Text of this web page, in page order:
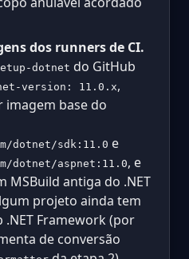
dos runners de CI.
dotnet do GitHub
version: 11.0.x,
imagem base do
dotnet/sdk:11.0 e
dotnet/aspnet:11.0, e
MSBuild antiga do .NET
projeto ainda tem
Framework (por
de conversão